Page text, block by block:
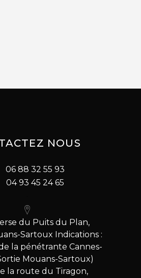
NOUS
06 88 32 55 93
04 93 45 24 65
du Puits du Plan,
Sartoux Indications :
la pénétrante Cannes-
Mouans-Sartoux)
la route du Tiragon,